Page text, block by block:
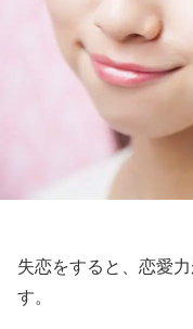
失恋をすると、恋愛
す。